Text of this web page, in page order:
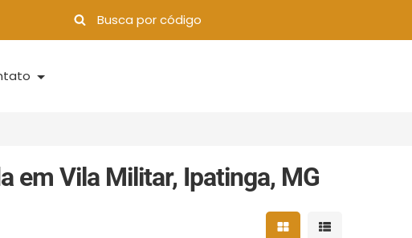
em Vila Militar, Ipatinga, MG
Mostrar resultados
Mostrar